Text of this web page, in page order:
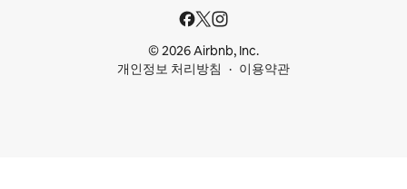
© 2026 Airbnb, Inc.
개인정보 처리방침
이용약관